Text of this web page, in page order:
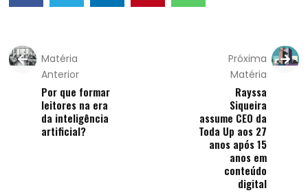
Matéria
Anterior
Por que formar
leitores na era
da inteligência
artificial?
Próxima
Matéria
Rayssa
Siqueira
assume CEO da
Toda Up aos 27
anos após 15
anos em
conteúdo
digital